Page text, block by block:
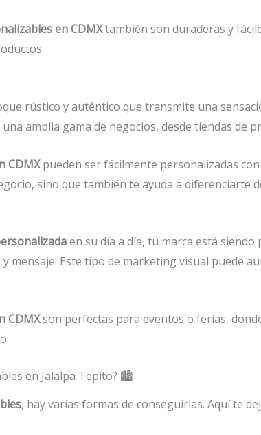
en CDMXtambién son duraderas y
rústico y auténtico que transmite una
amplia gama de negocios, desde tiendas de
CDMXpueden ser fácilmente personalizadas
sino que también te ayuda a diferenciarte
en su día a día, tu marca está
mensaje. Este tipo de marketing visual puede
CDMXson perfectas para eventos o ferias,
en Jalalpa Tepito? 🏙️
, hay varias formas de conseguirlas. Aquí te